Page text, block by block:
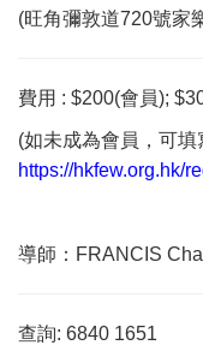
(旺角彌敦道720號家
費用 : $200(會員);
(如未成為會員，可填
https://hkfew.org.hk/
導師：FRANCIS
查詢: 6840 1651